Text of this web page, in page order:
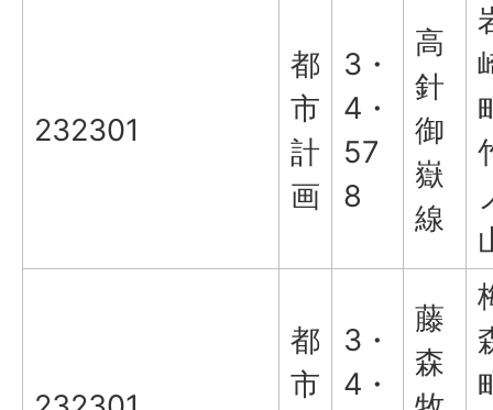
232301
都
市
計
画
3・
4・
57
8
高
針
御
嶽
線
都
市
3・
4・
藤
森